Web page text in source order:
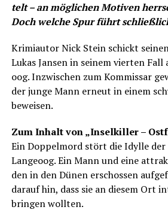
telt – an mög­li­chen Moti­ven
Doch wel­che Spur führt
Kri­mi­au­tor Nick Stein schickt
Lukas Jan­sen in sei­nem vier­ten
oog. Inzwi­schen zum Kom­mis­sar
der jun­ge Mann erneut in einem
beweisen.
Zum Inhalt von „Insel­kil­ler –
Ein Dop­pel­mord stört die Idyl­le
Lan­ge­oog. Ein Mann und eine
den in den Dünen erschos­sen
dar­auf hin, dass sie an die­sem Ort
brin­gen wollten.